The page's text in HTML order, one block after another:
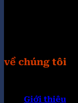
về chúng tôi
Giới thiệu